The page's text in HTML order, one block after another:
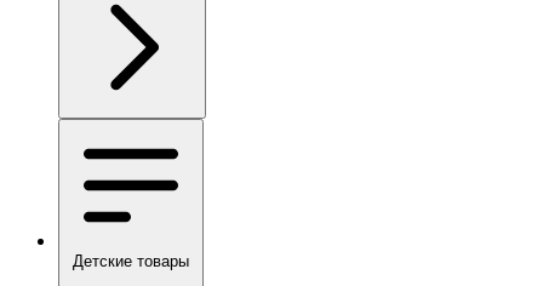
Детские товары